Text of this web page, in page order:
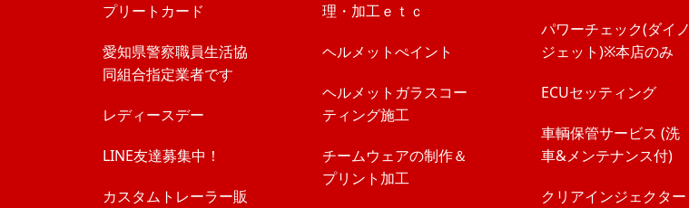
プリートカード
愛知県警察職員生活協
同組合指定業者です
レディースデー
LINE友達募集中！
カスタムトレーラー販
理・加工ｅｔｃ
ヘルメットぺイント
ヘルメットガラスコー
ティング施工
チームウェアの制作＆
プリント加工
パワーチェック(ダイノ
ジェット)※本店のみ
ECUセッティング
車輌保管サービス (洗
車&メンテナンス付)
クリアインジェクター